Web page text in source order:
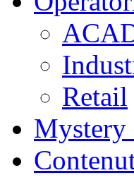
Retail
Mystery